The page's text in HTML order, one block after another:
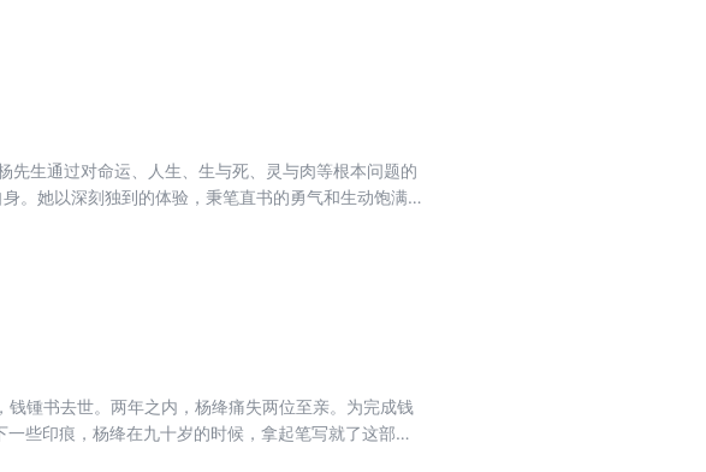
生通过对命运、人生、生与死、灵与肉等根本问题的
。她以深刻独到的体验，秉笔直书的勇气和生动饱满
些印痕，杨绛在九十岁的时候，拿起笔写就了这部当